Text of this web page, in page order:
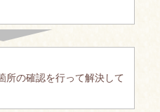
所の確認を行って解決して